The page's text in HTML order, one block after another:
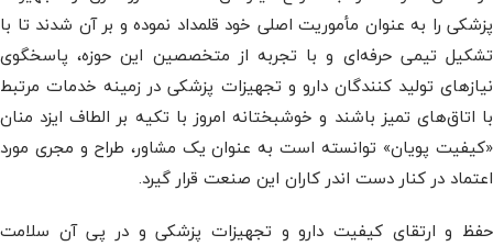
پزشکی را به عنوان مأموریت اصلی خود قلمداد نموده و بر آن شدند تا با
تشکیل تیمی حرفه‌ای و با تجربه از متخصصین این حوزه، پاسخگوی
نیازهای تولید کنندگان دارو و تجهیزات پزشکی در زمینه خدمات مرتبط
با اتاق‌های تمیز باشند و خوشبختانه امروز با تکیه بر الطاف ایزد منان
«کیفیت پویان» توانسته است به عنوان یک مشاور، طراح و مجری مورد
اعتماد در کنار دست اندر کاران این صنعت قرار گیرد.
حفظ و ارتقای کیفیت دارو و تجهیزات پزشکی و در پی آن سلامت